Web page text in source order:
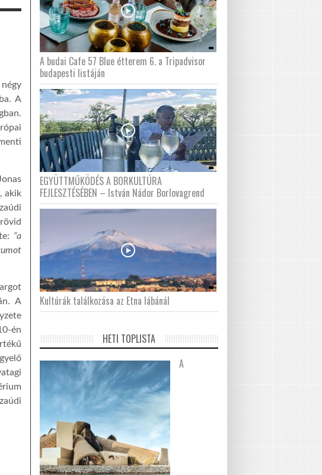
A
akik
“a
A
én
A budai Cafe 57 Blue étterem 6. a Tripadvisor
budapesti listáján
EGYÜTTMŰKÖDÉS A BORKULTÚRA
FEJLESZTÉSÉBEN – István Nádor Borlovagrend
Kultúrák találkozása az Etna lábánál
HETI TOPLISTA
A